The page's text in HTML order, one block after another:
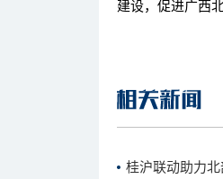
建设，促进广西
桂沪联动助力